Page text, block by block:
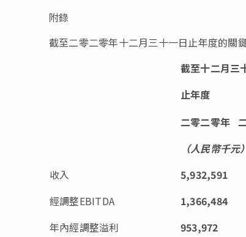
附錄
截至二零二零年十二月三十一日止年度的關
截至十二月三
止年度
二零二零年
（人民幣千元）
收入
5,932,591
經調整EBITDA
1,366,484
年內經調整溢利
953,972